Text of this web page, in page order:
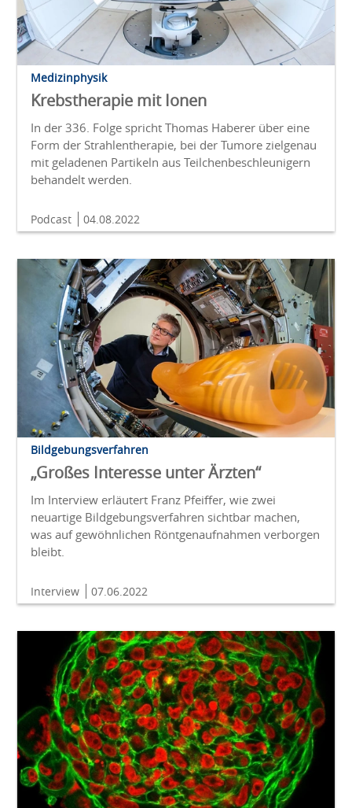
Medizinphysik
Krebstherapie mit Ionen
In der 336. Folge spricht Thomas Haberer über eine
Form der Strahlentherapie, bei der Tumore zielgenau
mit geladenen Partikeln aus Teilchenbeschleunigern
behandelt werden.
Podcast 04.08.2022
Bildgebungsverfahren
„Großes Interesse unter Ärzten“
Im Interview erläutert Franz Pfeiffer, wie zwei
neuartige Bildgebungsverfahren sichtbar machen,
was auf gewöhnlichen Röntgenaufnahmen verborgen
bleibt.
Interview 07.06.2022